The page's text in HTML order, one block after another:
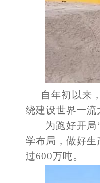
自年初以来
绕建设世界一流
为跑好开局
学布局，做好
过600万吨。